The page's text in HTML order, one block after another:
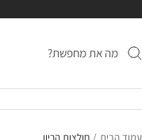
עמוד הבית חולצות הריון